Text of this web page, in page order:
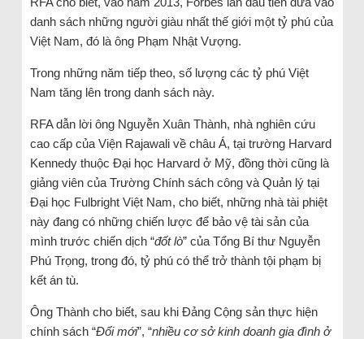
danh sách những người giàu nhất thế giới một tỷ phú của
Việt Nam, đó là ông Phạm Nhật Vượng.
Trong những năm tiếp theo, số lượng các tỷ phú Việt
Nam tăng lên trong danh sách này.
RFA dẫn lời ông Nguyễn Xuân Thành, nhà nghiên cứu
cao cấp của Viện Rajawali về châu Á, tại trường Harvard
Kennedy thuộc Đại học Harvard ở Mỹ, đồng thời cũng là
giảng viên của Trường Chính sách công và Quản lý tại
Đại học Fulbright Việt Nam, cho biết, những nhà tài phiệt
này đang có những chiến lược để bảo vệ tài sản của
mình trước chiến dịch “đốt lò” của Tổng Bí thư Nguyễn
Phú Trọng, trong đó, tỷ phú có thể trở thành tội phạm bị
kết án tù.
Ông Thành cho biết, sau khi Đảng Cộng sản thực hiện
chính sách “Đổi mới”, “nhiều cơ sở kinh doanh gia đình ở